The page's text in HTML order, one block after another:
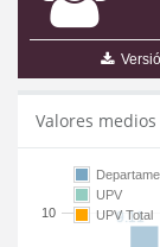
Valores
10
UPV
UPV Total